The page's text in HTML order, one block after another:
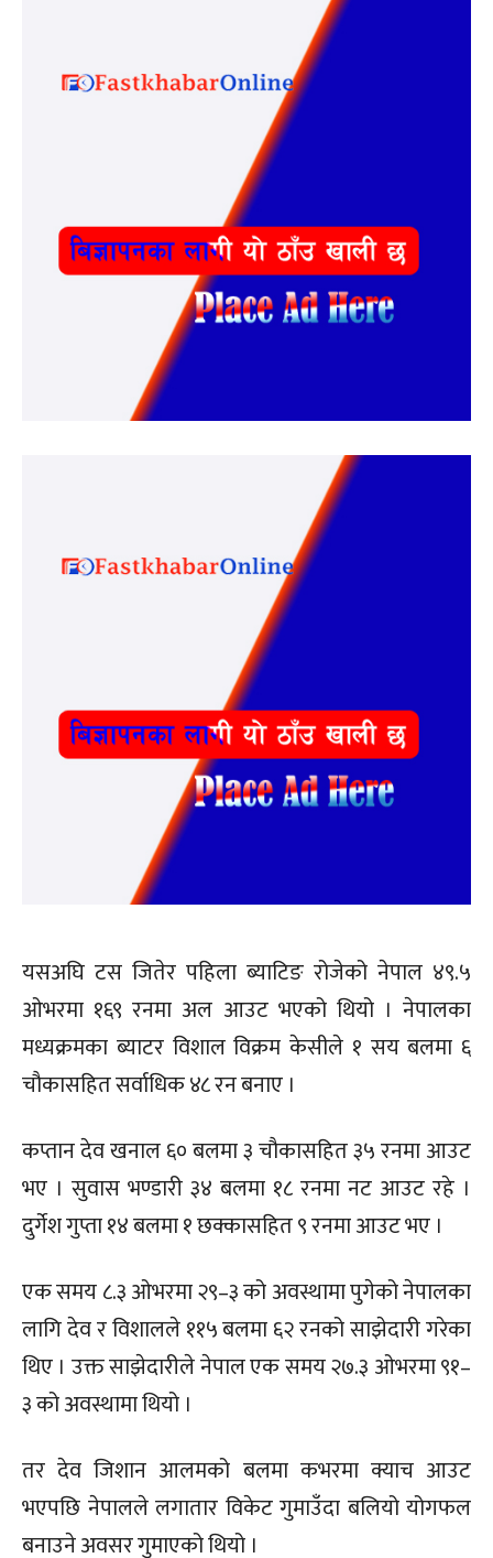
यसअघि टस जितेर पहिला ब्याटिङ रोजेको नेपाल ४९.५
ओभरमा १६९ रनमा अल आउट भएको थियो । नेपालका
मध्यक्रमका ब्याटर विशाल विक्रम केसीले १ सय बलमा ६
चौकासहित सर्वाधिक ४८ रन बनाए ।
कप्तान देव खनाल ६० बलमा ३ चौकासहित ३५ रनमा आउट
भए । सुवास भण्डारी ३४ बलमा १८ रनमा नट आउट रहे ।
दुर्गेश गुप्ता १४ बलमा १ छक्कासहित ९ रनमा आउट भए ।
एक समय ८.३ ओभरमा २९–३ को अवस्थामा पुगेको नेपालका
लागि देव र विशालले ११५ बलमा ६२ रनको साझेदारी गरेका
थिए । उक्त साझेदारीले नेपाल एक समय २७.३ ओभरमा ९१–
३ को अवस्थामा थियो ।
तर देव जिशान आलमको बलमा कभरमा क्याच आउट
भएपछि नेपालले लगातार विकेट गुमाउँदा बलियो योगफल
बनाउने अवसर गुमाएको थियो ।